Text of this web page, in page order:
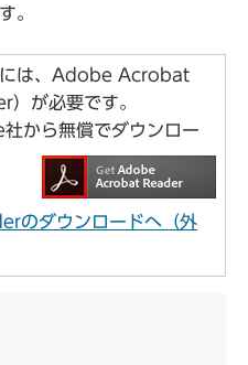
。
には、Adobe Acrobat
が必要です。
から無償でダウンロー
のダウンロードへ（外